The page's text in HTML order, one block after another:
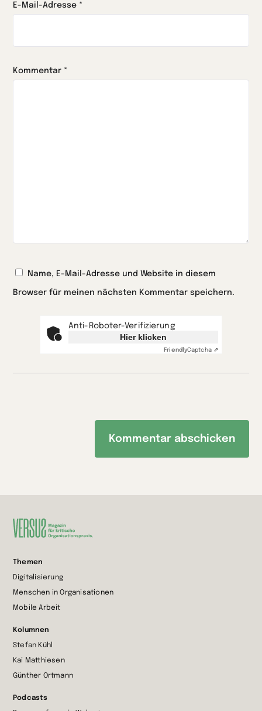
E-Mail-Adresse *
Kommentar *
Name, E-Mail-Adresse und Website in diesem
Browser für meinen nächsten Kommentar speichern.
Anti-Roboter-Verifizierung
Hier klicken
FriendlyCaptcha ⇗
Startseite
wechseln
Themen
Digitalisierung
Menschen in Organisationen
Mobile Arbeit
Kolumnen
Stefan Kühl
Kai Matthiesen
Günther Ortmann
Podcasts